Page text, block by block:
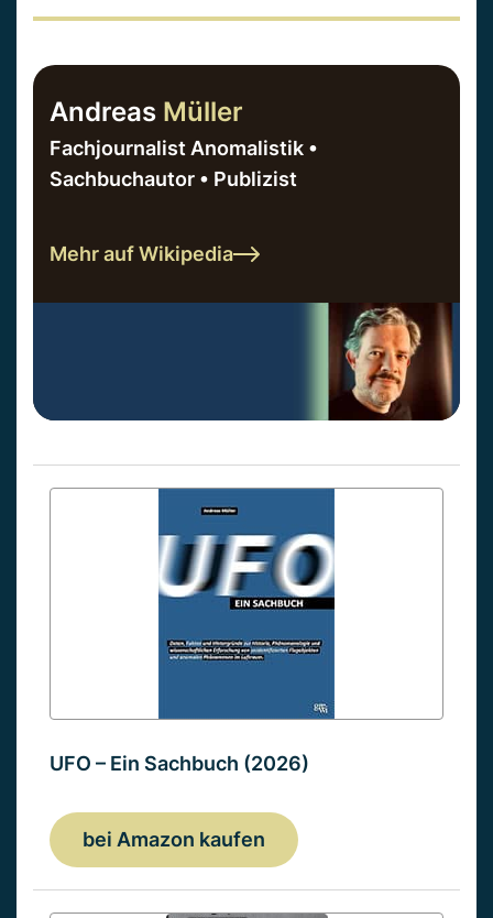
Andreas Müller
Fachjournalist Anomalistik •
Sachbuchautor • Publizist
Mehr auf Wikipedia
UFO – Ein Sachbuch (2026)
bei Amazon kaufen